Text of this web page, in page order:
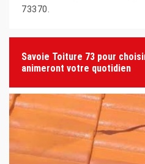
73370.
Savoie Toiture 73 pour
animeront votre quotidien